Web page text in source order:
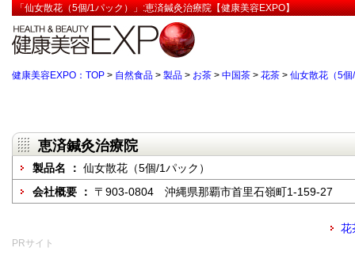
「仙女散花（5個/1パック）」:恵済鍼灸治療院【健康美容EXPO】
健康美容EXPO：TOP > 自然食品 > 製品 > お茶 > 中国茶 > 花茶 > 仙女散花（5
恵済鍼灸治療院
製品名 ： 仙女散花（5個/1パック）
会社概要 ： 〒903-0804 沖縄県那覇市首里石嶺町1-159-27
花
PRサイト